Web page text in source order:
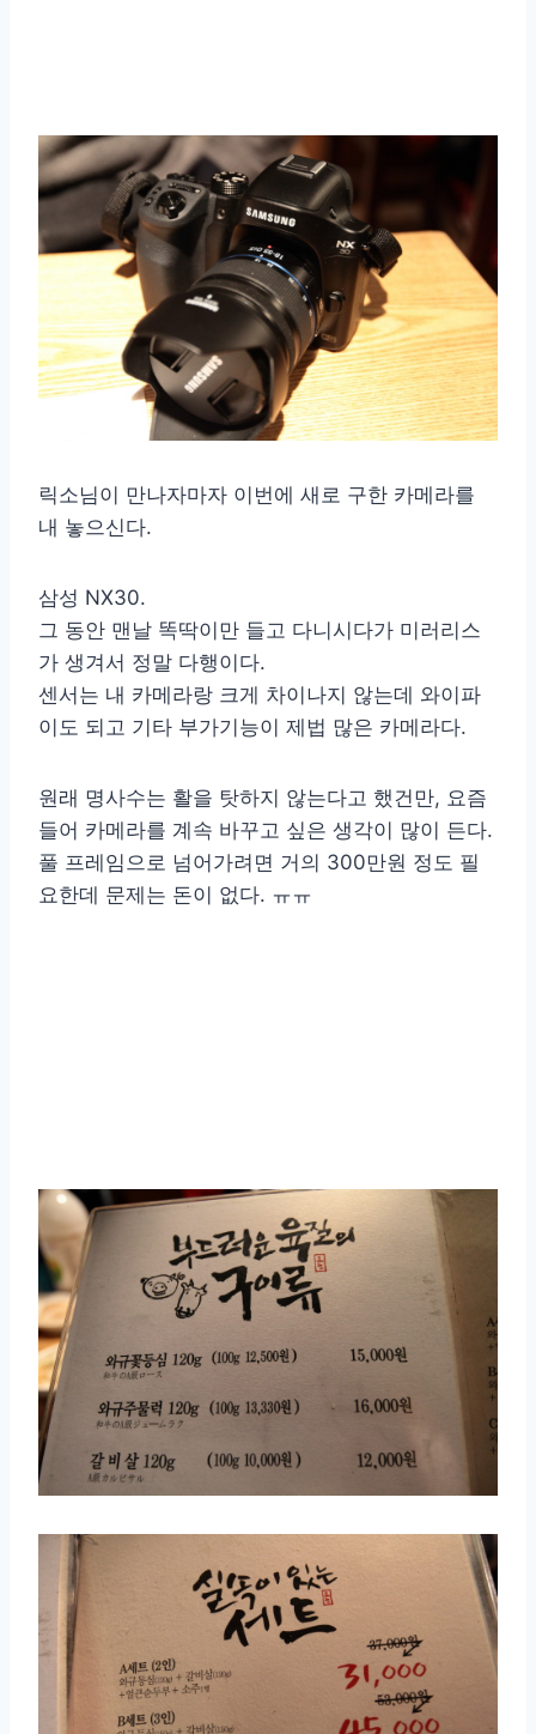
릭소님이 만나자마자 이번에 새로 구한 카메라를
내 놓으신다.
삼성 NX30.
그 동안 맨날 똑딱이만 들고 다니시다가 미러리스
가 생겨서 정말 다행이다.
센서는 내 카메라랑 크게 차이나지 않는데 와이파
이도 되고 기타 부가기능이 제법 많은 카메라다.
원래 명사수는 활을 탓하지 않는다고 했건만, 요즘
들어 카메라를 계속 바꾸고 싶은 생각이 많이 든다.
풀 프레임으로 넘어가려면 거의 300만원 정도 필
요한데 문제는 돈이 없다. ㅠㅠ